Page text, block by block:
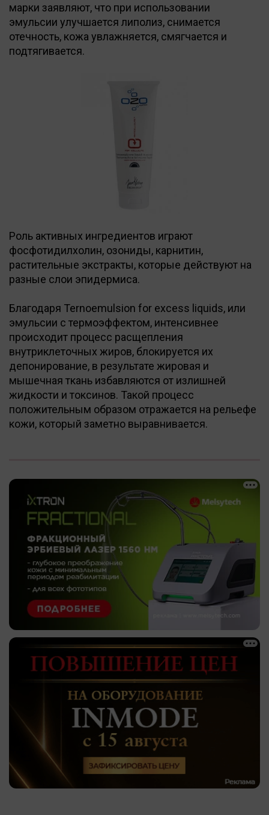
марки заявляют, что при использовании
эмульсии улучшается липолиз, снимается
отечность, кожа увлажняется, смягчается и
подтягивается.
Роль активных ингредиентов играют
фосфотидилхолин, озониды, карнитин,
растительные экстракты, которые действуют на
разные слои эпидермиса.
Благодаря Ternoemulsion for excess liquids, или
эмульсии с термоэффектом, интенсивнее
происходит процесс расщепления
внутриклеточных жиров, блокируется их
депонирование, в результате жировая и
мышечная ткань избавляются от излишней
жидкости и токсинов. Такой процесс
положительным образом отражается на рельефе
кожи, который заметно выравнивается.